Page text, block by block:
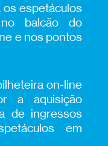
espetáculos
balcão do
e nos pontos
on-line
a aquisição
de ingressos
em